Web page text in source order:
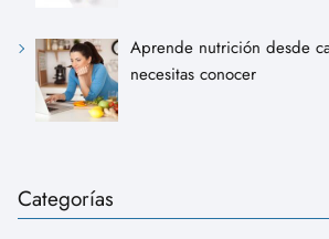
Aprende nutrición desde
necesitas conocer
Categorías